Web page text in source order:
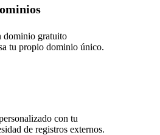
dominio gratuito
tu propio dominio único.
con tu
de registros externos.